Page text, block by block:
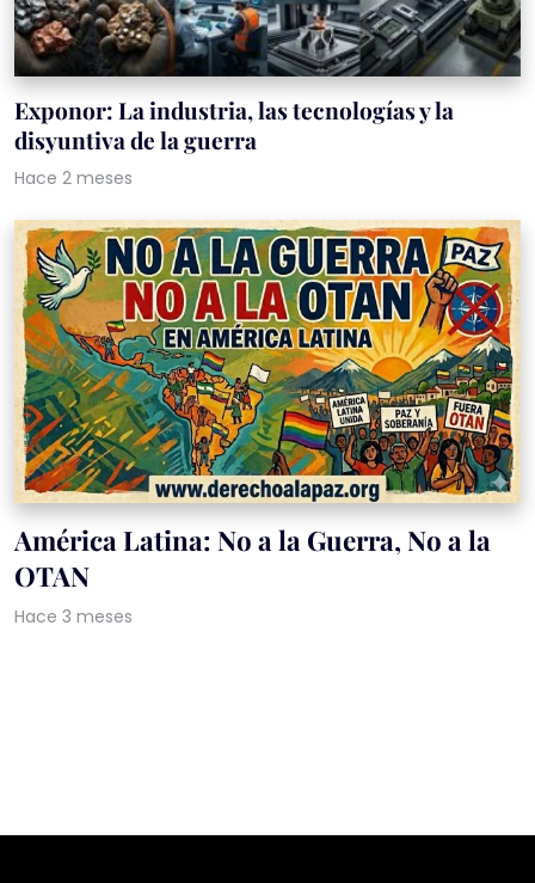
Exponor: La industria, las tecnologías y la
disyuntiva de la guerra
Hace 2 meses
América Latina: No a la Guerra, No a la
OTAN
Hace 3 meses